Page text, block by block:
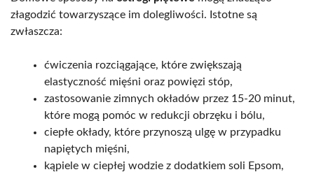
złagodzić towarzyszące im dolegliwości. Istotne są
zwłaszcza:
ćwiczenia rozciągające, które zwiększają
elastyczność mięśni oraz powięzi stóp,
zastosowanie zimnych okładów przez 15-20 minut,
które mogą pomóc w redukcji obrzęku i bólu,
ciepłe okłady, które przynoszą ulgę w przypadku
napiętych mięśni,
kąpiele w ciepłej wodzie z dodatkiem soli Epsom,